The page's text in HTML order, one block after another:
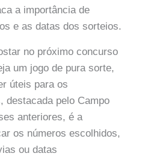
a importância de
e as datas dos sorteios.
no próximo concurso
um jogo de pura sorte,
úteis para os
destacada pelo Campo
anteriores, é a
os números escolhidos,
ou datas